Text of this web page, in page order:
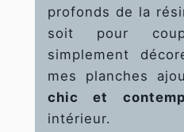
profonds de la
soit pour
simplement
mes planches
chic et
intérieur.
Marketing
En partageant
votre intérêt
et votre
comportement
visitez notre